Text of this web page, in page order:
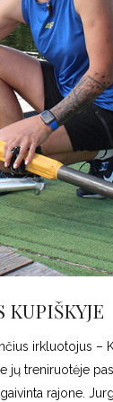
irkluotojus
jų treniruotėje
rajone.